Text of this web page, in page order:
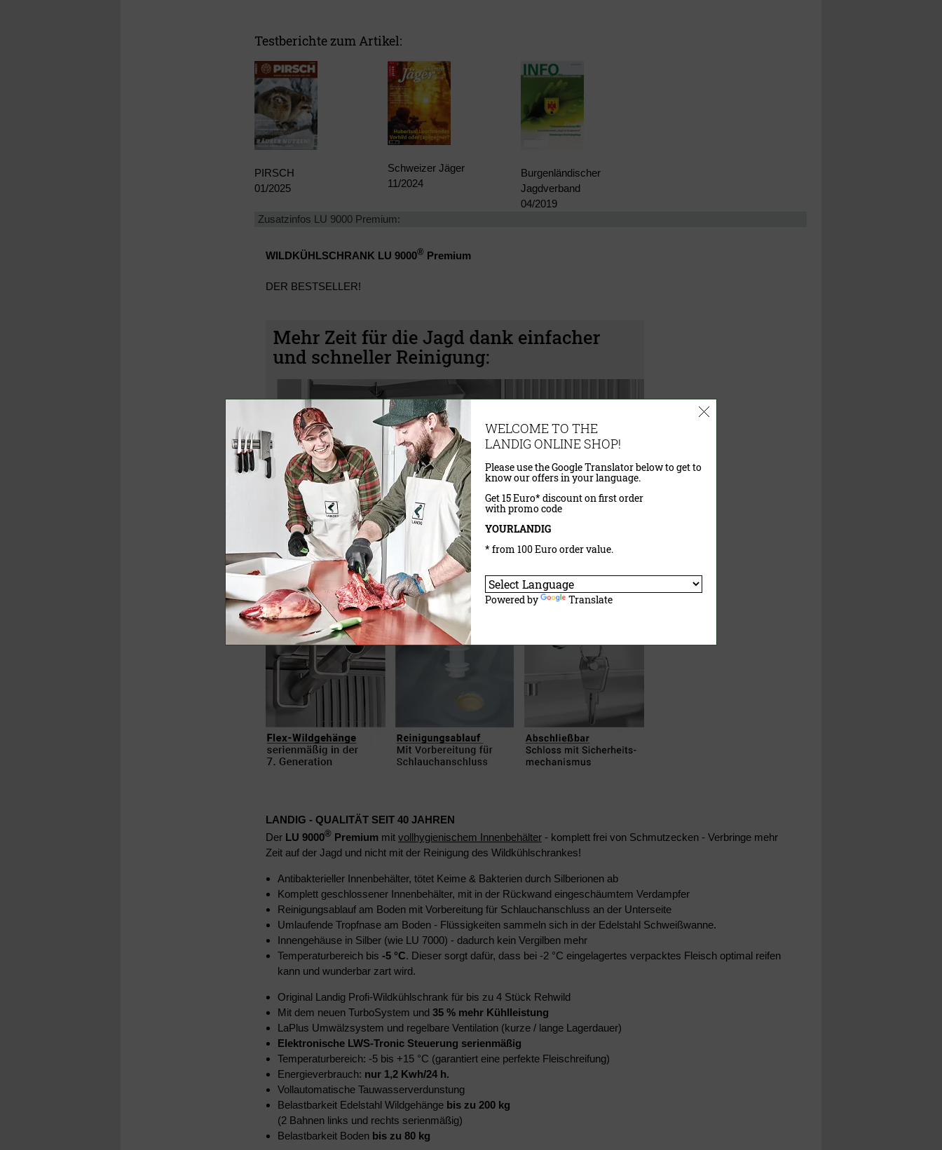
Testberichte zum Artikel:
PIRSCH
01/2025
Schweizer Jäger
11/2024
Burgenländischer
Jagdverband
04/2019
Zusatzinfos LU 9000 Premium:
WILDKÜHLSCHRANK LU 9000® Premium
DER BESTSELLER!
LANDIG - QUALITÄT SEIT 40 JAHREN
Der LU 9000® Premium mit vollhygienischem Innenbehälter - komplett frei von Schmutzecken - Verbringe mehr
Zeit auf der Jagd und nicht mit der Reinigung des Wildkühlschrankes!
Antibakterieller Innenbehälter, tötet Keime & Bakterien durch Silberionen ab
Komplett geschlossener Innenbehälter, mit in der Rückwand eingeschäumtem Verdampfer
Reinigungsablauf am Boden mit Vorbereitung für Schlauchanschluss an der Unterseite
Umlaufende Tropfnase am Boden - Flüssigkeiten sammeln sich in der Edelstahl Schweißwanne.
Innengehäuse in Silber (wie LU 7000) - dadurch kein Vergilben mehr
Temperaturbereich bis -5 °C. Dieser sorgt dafür, dass bei -2 °C eingelagertes verpacktes Fleisch optimal reifen
kann und wunderbar zart wird.
Original Landig Profi-Wildkühlschrank für bis zu 4 Stück Rehwild
Mit dem neuen TurboSystem und 35 % mehr Kühlleistung
LaPlus Umwälzsystem und regelbare Ventilation (kurze / lange Lagerdauer)
Elektronische LWS-Tronic Steuerung serienmäßig
Temperaturbereich: -5 bis +15 °C (garantiert eine perfekte Fleischreifung)
Energieverbrauch: nur 1,2 Kwh/24 h.
Vollautomatische Tauwasserverdunstung
Belastbarkeit Edelstahl Wildgehänge bis zu 200 kg
(2 Bahnen links und rechts serienmäßig)
Belastbarkeit Boden bis zu 80 kg
WELCOME TO THE
LANDIG ONLINE SHOP!
Please use the Google Translator below to get to
know our offers in your language.
Get 15 Euro* discount on first order
with promo code
YOURLANDIG
* from 100 Euro order value.
Powered by Translate